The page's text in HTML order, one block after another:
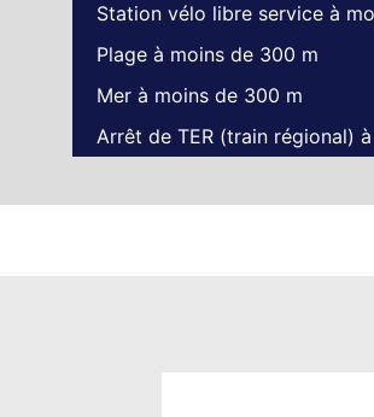
Station vélo libre service à
Plage à moins de 300 m
Mer à moins de 300 m
Arrêt de TER (train régional)